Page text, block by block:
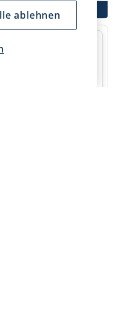
In den Warenkorb
ablehnen